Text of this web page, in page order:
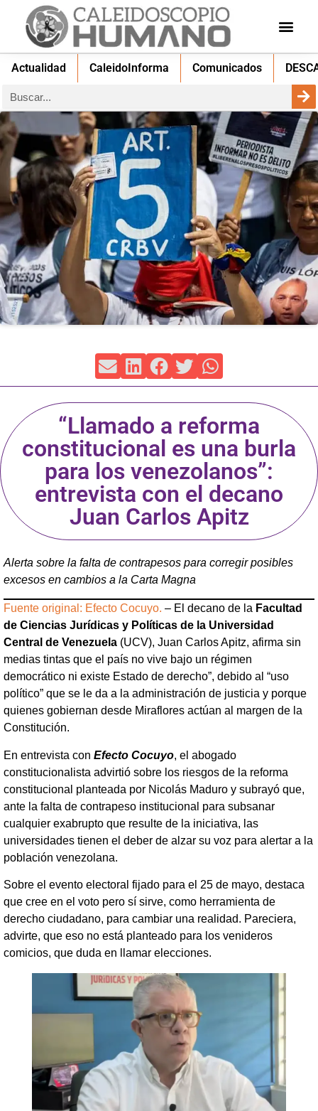
Actualidad CaleidoInforma Comunicados
“Llamado a reforma
constitucional es una burla
para los venezolanos”:
entrevista con el decano
Juan Carlos Apitz
Alerta sobre la falta de contrapesos para corregir posibles
excesos en cambios a la Carta Magna
Fuente original: Efecto Cocuyo. – El decano de la Facultad
de Ciencias Jurídicas y Políticas de la Universidad
Central de Venezuela (UCV), Juan Carlos Apitz, afirma sin
medias tintas que el país no vive bajo un régimen
democrático ni existe Estado de derecho”, debido al “uso
político” que se le da a la administración de justicia y porque
quienes gobiernan desde Miraflores actúan al margen de la
Constitución.
En entrevista con Efecto Cocuyo, el abogado
constitucionalista advirtió sobre los riesgos de la reforma
constitucional planteada por Nicolás Maduro y subrayó que,
ante la falta de contrapeso institucional para subsanar
cualquier exabrupto que resulte de la iniciativa, las
universidades tienen el deber de alzar su voz para alertar a la
población venezolana.
Sobre el evento electoral fijado para el 25 de mayo, destaca
que cree en el voto pero sí sirve, como herramienta de
derecho ciudadano, para cambiar una realidad. Pareciera,
advirte, que eso no está planteado para los venideros
comicios, que duda en llamar elecciones.